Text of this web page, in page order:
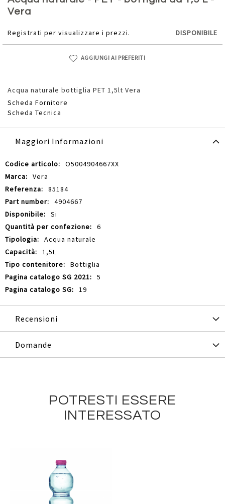
Vera
Registrati per visualizzare i prezzi. DISPONIBILE
AGGIUNGI AI PREFERITI
Acqua naturale bottiglia PET 1,5lt Vera
Scheda Fornitore
Scheda Tecnica
della
galleria
immagini
Maggiori Informazioni
Maggiori
Informazioni
O5004904667XX
Vera
85184
4904667
Si
6
Acqua naturale
1,5L
Bottiglia
5
19
Recensioni
Domande
POTRESTI ESSERE
INTERESSATO